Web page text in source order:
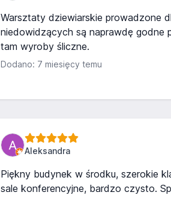
Warsztaty dziewiarskie prowadzone
niedowidzących są naprawdę godne
tam wyroby śliczne.
Dodano: 7 miesięcy temu
Aleksandra
Piękny budynek w środku, szerokie
sale konferencyjne, bardzo czysto.